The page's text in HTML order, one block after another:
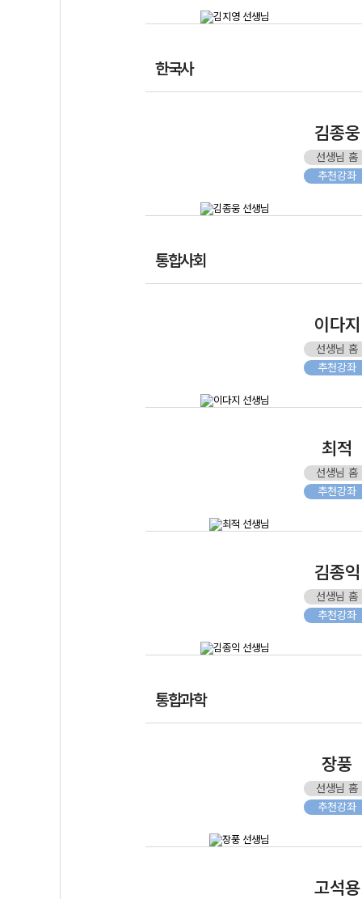
한국사
김종웅
선생님 홈
추천강좌
통합사회
이다지
선생님 홈
추천강좌
최적
선생님 홈
추천강좌
김종익
선생님 홈
추천강좌
통합과학
장풍
선생님 홈
추천강좌
고석용